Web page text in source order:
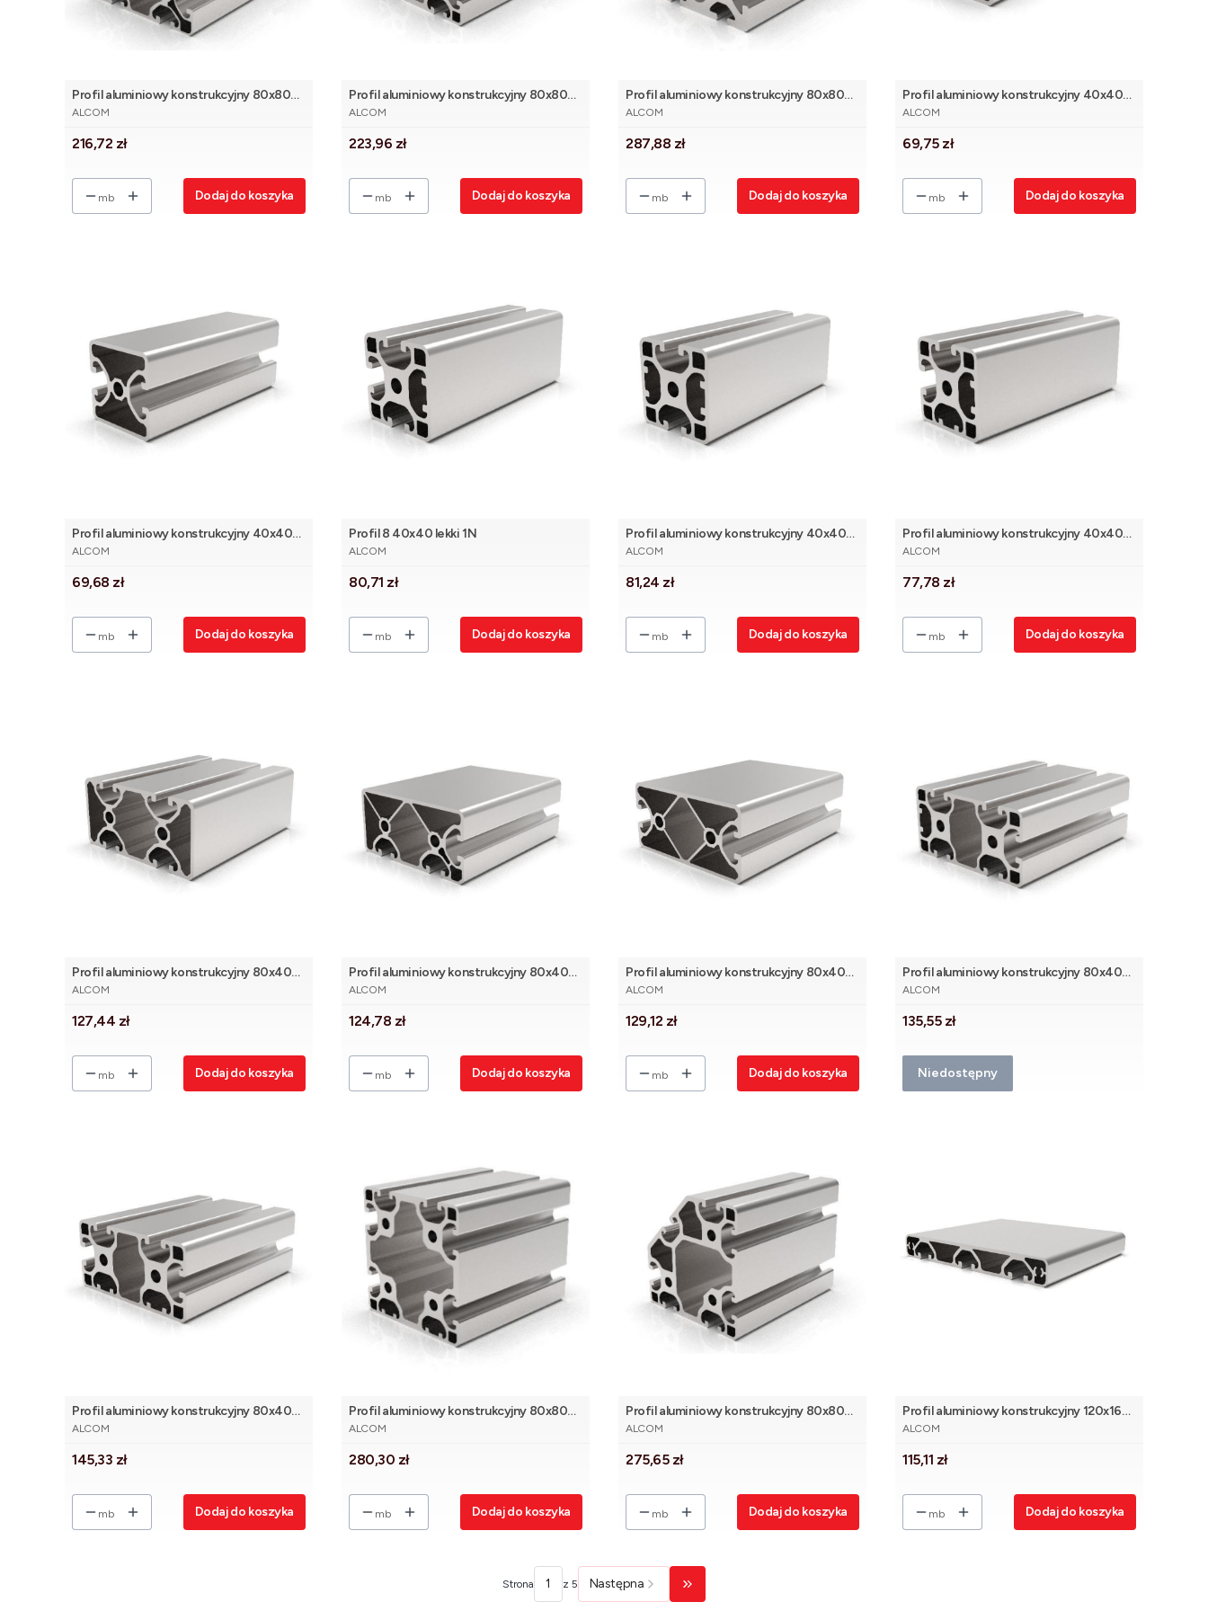
Profil aluminiowy konstrukcyjny 80x80
Eco [8]
PRODUCENT
ALCOM
Cena
216,72 zł
mb Dodaj do koszyka
Profil aluminiowy konstrukcyjny 80x80
lekki [8]
PRODUCENT
ALCOM
Cena
223,96 zł
mb Dodaj do koszyka
Profil aluminiowy konstrukcyjny 80x80
ciężki [8]
PRODUCENT
ALCOM
Cena
287,88 zł
mb Dodaj do koszyka
Profil aluminiowy konstrukcyjny 40x40
eco 2N 90° [8]
PRODUCENT
ALCOM
Cena
69,75 zł
mb Dodaj do koszyka
Profil aluminiowy konstrukcyjny 40x40
eco 2N 180° [8]
PRODUCENT
ALCOM
Cena
69,68 zł
mb Dodaj do koszyka
Profil 8 40x40 lekki 1N
PRODUCENT
ALCOM
Cena
80,71 zł
mb Dodaj do koszyka
Profil aluminiowy konstrukcyjny 40x40
lekki 2N 180° [8]
PRODUCENT
ALCOM
Cena
81,24 zł
mb Dodaj do koszyka
Profil aluminiowy konstrukcyjny 40x40
lekki 2N 90° [8]
PRODUCENT
ALCOM
Cena
77,78 zł
mb Dodaj do koszyka
Profil aluminiowy konstrukcyjny 80x40
2N180 Eco [8]
PRODUCENT
ALCOM
Cena
127,44 zł
mb Dodaj do koszyka
Profil aluminiowy konstrukcyjny 80x40
3N90Eco [8]
PRODUCENT
ALCOM
Cena
124,78 zł
mb Dodaj do koszyka
Profil aluminiowy konstrukcyjny 80x40
4N180Eco [8]
PRODUCENT
ALCOM
Cena
129,12 zł
mb Dodaj do koszyka
Profil aluminiowy konstrukcyjny 80x40
lekki 1N [8]
PRODUCENT
ALCOM
Cena
135,55 zł
Niedostępny
Profil aluminiowy konstrukcyjny 80x40
lekki 2N [8]
PRODUCENT
ALCOM
Cena
145,33 zł
mb Dodaj do koszyka
Profil aluminiowy konstrukcyjny 80x80
lekki 2N [8]
PRODUCENT
ALCOM
Cena
280,30 zł
mb Dodaj do koszyka
Profil aluminiowy konstrukcyjny 80x80
lekki 45° [8]
PRODUCENT
ALCOM
Cena
275,65 zł
mb Dodaj do koszyka
Profil aluminiowy konstrukcyjny 120x16
Eco [8]
PRODUCENT
ALCOM
Cena
115,11 zł
mb Dodaj do koszyka
Strona z 5 Następna Przejdź do ostatniej strony z produktami